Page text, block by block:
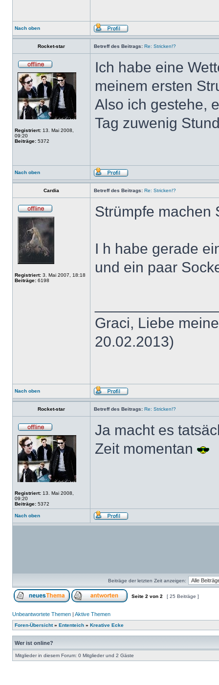
Nach oben
Rocket-star Betreff des Beitrags: Re: Stricken!?
Registriert: 13. Mai 2008,
09:20
Beiträge: 5372
Ich habe eine
meinem ersten
Also ich gestehe,
Tag zuwenig
Nach oben
Cardia Betreff des Beitrags: Re: Stricken!?
Registriert: 3. Mai 2007, 18:18
Beiträge: 6198
Strümpfe machen
I h habe gerade
und ein paar
Graci, Liebe
20.02.2013)
Nach oben
Rocket-star Betreff des Beitrags: Re: Stricken!?
Registriert: 13. Mai 2008,
09:20
Beiträge: 5372
Ja macht es
Zeit momentan
Nach oben
Beiträge der letzten Zeit anzeigen:
Seite 2 von 2 [ 25 Beiträge ]
Unbeantwortete Themen | Aktive Themen
Foren-Übersicht» Ententeich » Kreative Ecke
Wer ist online?
Mitglieder in diesem Forum: 0 Mitglieder und 2 Gäste